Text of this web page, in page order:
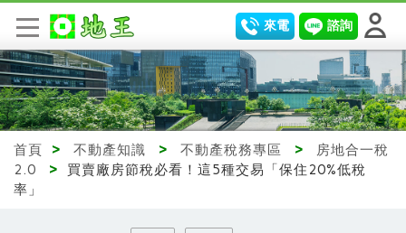
諮詢
來電
首頁 > 不動產知識 > 不動產稅務專區 >
房地合一稅
2.0
>
買賣廠房節稅必看！這5種交易「保住20%低稅
率」